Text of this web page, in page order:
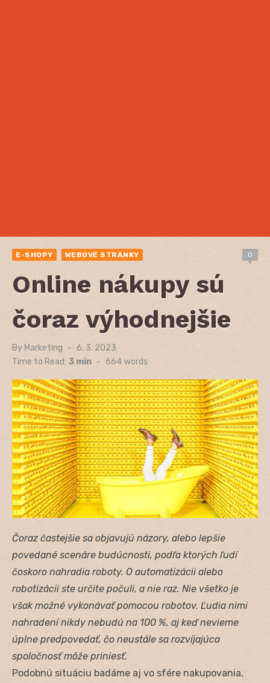
E-SHOPY WEBOVÉ STRÁNKY 0
Online nákupy sú
čoraz výhodnejšie
By Marketing
Posted
on
6. 3. 2023
Time to Read: 3 min - 664 words
Čoraz častejšie sa objavujú názory, alebo lepšie
povedané scenáre budúcnosti, podľa ktorých ľudí
čoskoro nahradia roboty. O automatizácii alebo
robotizácii ste určite počuli, a nie raz. Nie všetko je
však možné vykonávať pomocou robotov. Ľudia nimi
nahradení nikdy nebudú na 100 %, aj keď nevieme
úplne predpovedať, čo neustále sa rozvíjajúca
spoločnosť môže priniesť.
Podobnú situáciu badáme aj vo sfére nakupovania,